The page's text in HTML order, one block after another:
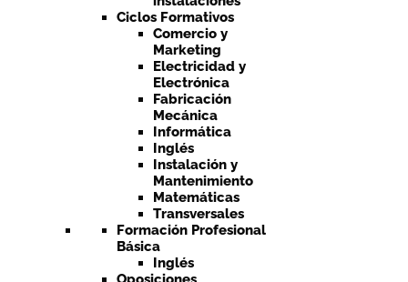
Ciclos Formativos
Comercio y
Marketing
Electricidad y
Electrónica
Fabricación
Mecánica
Informática
Inglés
Instalación y
Mantenimiento
Matemáticas
Transversales
Formación Profesional
Básica
Inglés